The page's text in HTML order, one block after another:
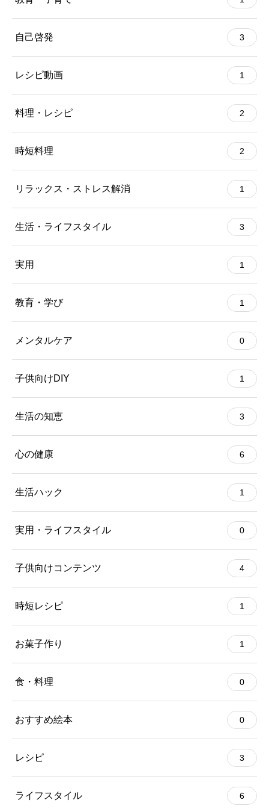
自己啓発 3
レシピ動画 1
料理・レシピ 2
時短料理 2
リラックス・ストレス解消 1
生活・ライフスタイル 3
実用 1
教育・学び 1
メンタルケア 0
子供向けDIY 1
生活の知恵 3
心の健康 6
生活ハック 1
実用・ライフスタイル 0
子供向けコンテンツ 4
時短レシピ 1
お菓子作り 1
食・料理 0
おすすめ絵本 0
レシピ 3
ライフスタイル 6